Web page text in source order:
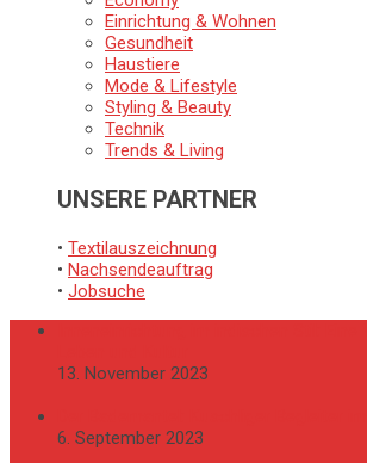
Einrichtung & Wohnen
Gesundheit
Haustiere
Mode & Lifestyle
Styling & Beauty
Technik
Trends & Living
UNSERE PARTNER
• Textilauszeichnung
• Nachsendeauftrag
• Jobsuche
13. November 2023
6. September 2023